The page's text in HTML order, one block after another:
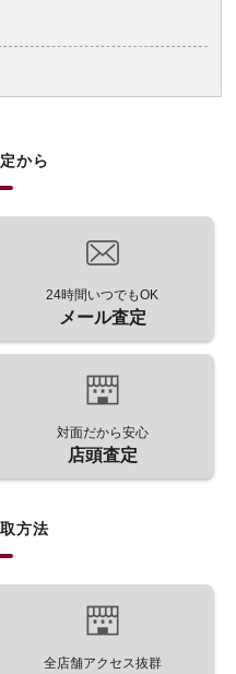
から
24時間いつでもOK
メール査定
対面だから安心
店頭査定
方法
全店舗アクセス抜群